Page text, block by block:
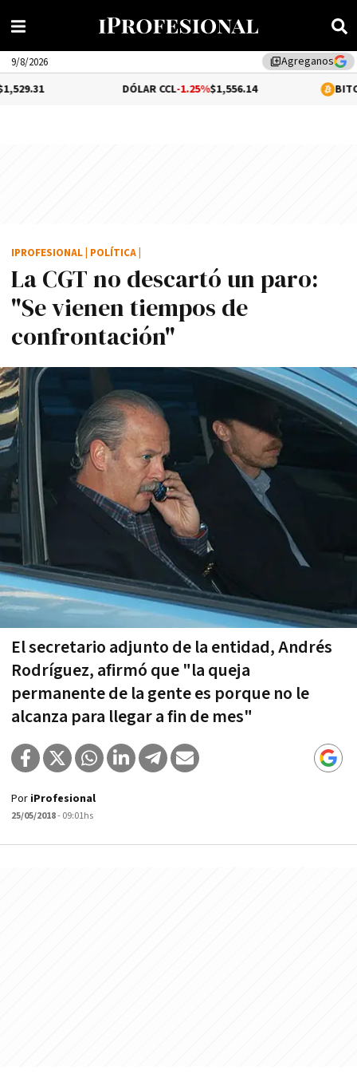
library_addAgreganos
9/8/2026
-1.25%$1,556.14 0.06%
La CGT no descartó un paro:
"Se vienen tiempos de
confrontación"
El secretario adjunto de la entidad, Andrés
Rodríguez, afirmó que "la queja
permanente de la gente es porque no le
alcanza para llegar a fin de mes"
IPROFESIONAL POLÍTICA
Por iProfesional
25/05/2018- 09:01hs